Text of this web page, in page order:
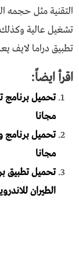
التقنية مثل حجمه
تشغيل عالية
تطبيق دراما لايف
اقرأ ايضاً:
مجانا
مجانا
الطيران للاندرويد 2022